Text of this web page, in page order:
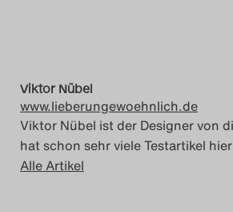
Das
2017
Das
Viktor Nübel
www.lieberungewoehnlich.de
Viktor Nübel ist der Designer von
hat schon sehr viele Testartikel
Alle Artikel